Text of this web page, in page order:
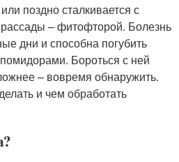
поздно сталкивается с
– фитофторой. Болезнь
дни и способна погубить
Бороться с ней
– вовремя обнаружить.
и чем обработать